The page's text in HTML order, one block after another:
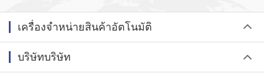
เครื่องจำหน่ายสินค้าอัตโนมัติ
บริษัทบริษัท